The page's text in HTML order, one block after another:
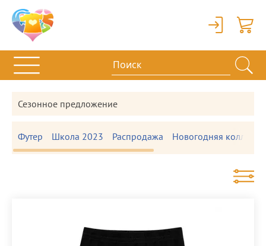
Вход
Сезонное предложение
Футер Школа 2023 Распродажа Новогодняя